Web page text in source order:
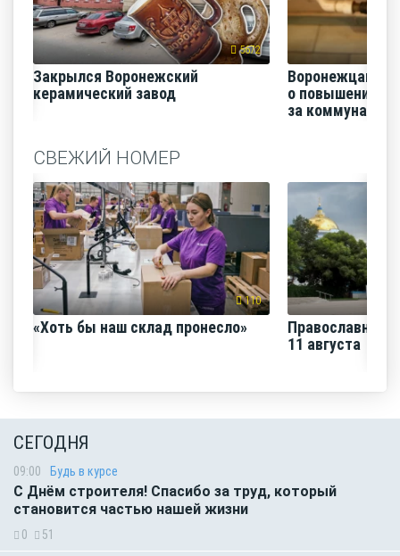
5672
Закрылся Воронежский
керамический завод
Воронежцам
о повышении
за
СВЕЖИЙ НОМЕР
110
«Хоть бы наш склад пронесло»
Православная
11 августа
СЕГОДНЯ
09:00 Будь в курсе
С Днём строителя! Спасибо за труд, который
становится частью нашей жизни
0 51